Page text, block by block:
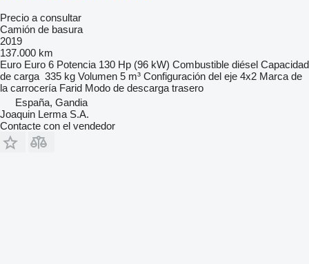
Precio a consultar
Camión de basura
2019
137.000 km
Euro Euro 6 Potencia 130 Hp (96 kW) Combustible diésel Capacidad
de carga 335 kg Volumen 5 m³ Configuración del eje 4x2 Marca de
la carrocería Farid Modo de descarga trasero
España, Gandia
Joaquin Lerma S.A.
Contacte con el vendedor